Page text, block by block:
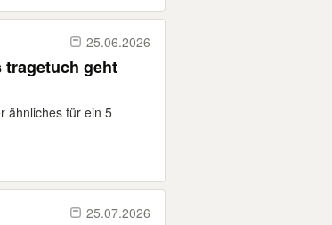
25.06.2026
tragetuch geht
ähnliches für ein 5
25.07.2026